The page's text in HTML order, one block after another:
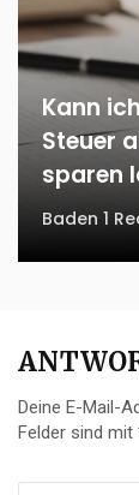
Kann
Steuer
sparen
Baden 1
Deine E-Mail-
Felder sind mit